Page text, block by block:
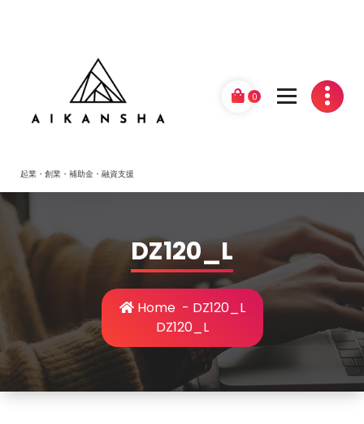
起業・創業・補助金・融資支援
0
DZ120_L
Home- DZ120_L
DZ120_L